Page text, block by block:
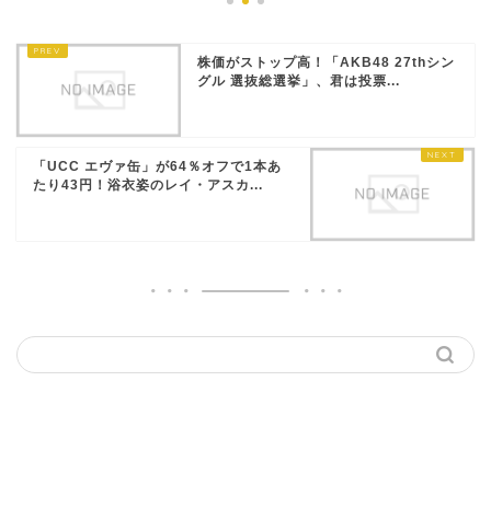
株価がストップ高！「AKB48 27thシン
グル 選抜総選挙」、君は投票...
「UCC エヴァ缶」が64％オフで1本あ
たり43円！浴衣姿のレイ・アスカ...